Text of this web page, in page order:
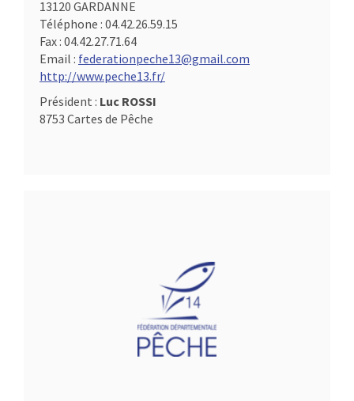
13120 GARDANNE
Téléphone : 04.42.26.59.15
Fax : 04.42.27.71.64
Email : federationpeche13@gmail.com
http://www.peche13.fr/
Président : Luc ROSSI
8753 Cartes de Pêche